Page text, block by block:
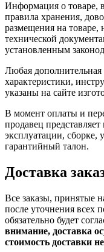
Информация о товаре,
правила хранения,
размещения на товаре,
технической
установленным
Любая
характеристики,
указаны на сайте
В момент оплаты и
продавец
эксплуатации, сборке,
гарантийный талон.
Доставка
Все заказы, принятые
после уточнения всех
обязательно будет
внимание, доставка
стоимость доставки